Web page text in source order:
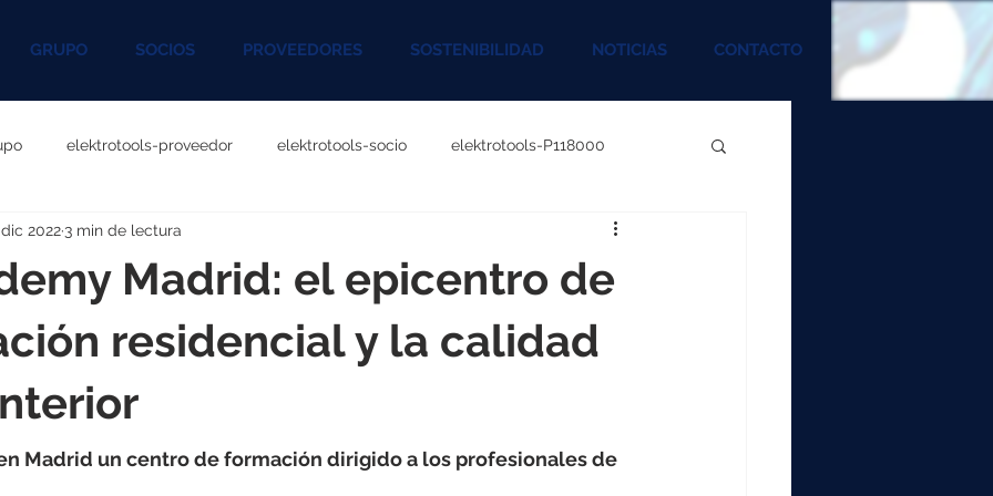
GRUPO SOCIOS PROVEEDORES SOSTENIBILIDAD NOTICIAS CONTACTO
elektrotools-proveedor elektrotools-socio elektrotools-P118000
P060000 elektrotools-P027000
P096000 elektrotools-P041000 elektrotools-P083000
P046000
Madrid: el epicentro de
residencial y la calidad
2022 3 min de lectura
Madrid un centro de formación dirigido a los profesionales de